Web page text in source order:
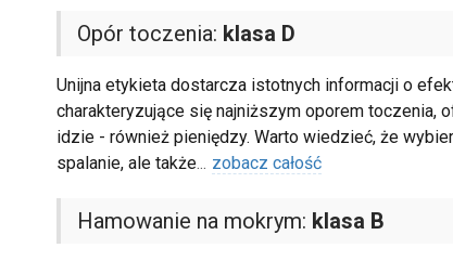
Opór toczenia: klasa D
Unijna etykieta dostarcza istotnych informacji o
charakteryzujące się najniższym oporem toczenia,
idzie - również pieniędzy. Warto wiedzieć, że
spalanie, ale także... zobacz całość
Hamowanie na mokrym: klasa B